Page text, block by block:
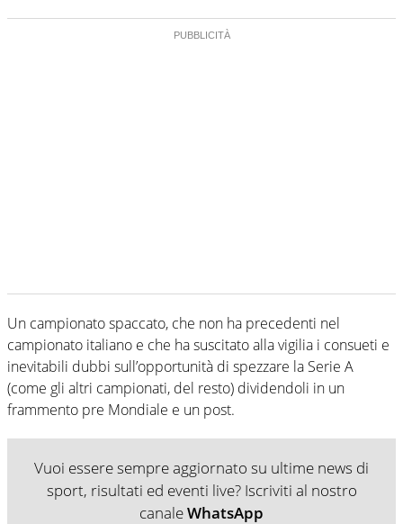
Un campionato spaccato, che non ha precedenti nel
campionato italiano e che ha suscitato alla vigilia i consueti e
inevitabili dubbi sull’opportunità di spezzare la Serie A
(come gli altri campionati, del resto) dividendoli in un
frammento pre Mondiale e un post.
Vuoi essere sempre aggiornato su ultime news di
sport, risultati ed eventi live? Iscriviti al nostro
canaleWhatsApp